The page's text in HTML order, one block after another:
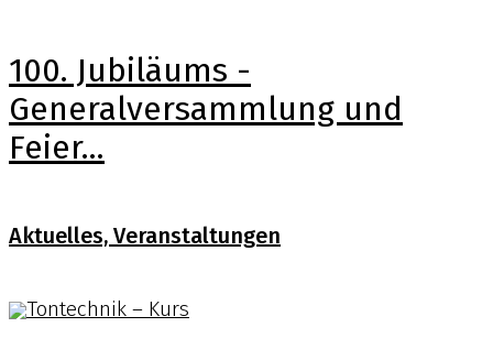
100. Jubiläums -
Generalversammlung und
Feier...
Aktuelles, Veranstaltungen